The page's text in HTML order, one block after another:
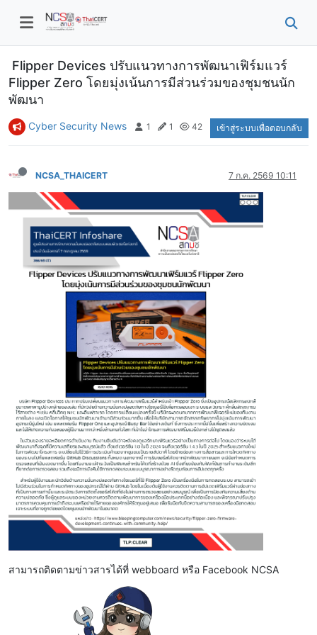
Flipper Devices ปรับแนวทางการพัฒนาเฟิร์มแวร์
Flipper Zero โดยมุ่งเน้นการมีส่วนร่วมของชุมชนนัก
พัฒนา
Cyber Security News 1 1 42 เข้าสู่ระบบเพื่อตอบกลับ
NCSA_THAICERT 7 ก.ค. 2569 10:11
สามารถติดตามข่าวสารได้ที่ webboard หรือ Facebook NCSA